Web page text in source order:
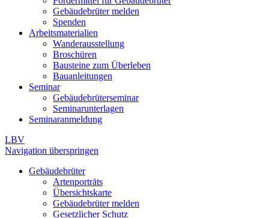
Gebäudebrüter melden
Spenden
Arbeitsmaterialien
Wanderausstellung
Broschüren
Bausteine zum Überleben
Bauanleitungen
Seminar
Gebäudebrüterseminar
Seminarunterlagen
Seminaranmeldung
LBV
Navigation überspringen
Gebäudebrüter
Artenporträts
Übersichtskarte
Gebäudebrüter melden
Gesetzlicher Schutz